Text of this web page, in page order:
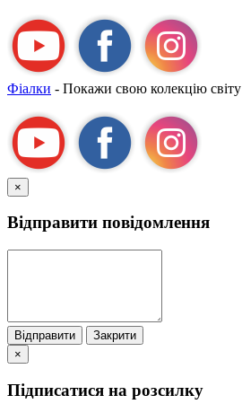
Фіалки - Покажи свою колекцію світу
×
Відправити повідомлення
Відправити
Закрити
×
Підписатися на розсилку